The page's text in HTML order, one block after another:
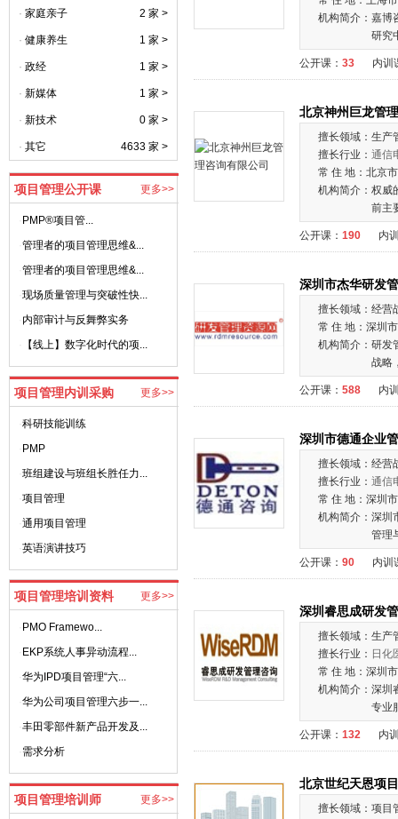
· 家庭亲子 2 家 >
· 健康养生 1 家 >
· 政经 1 家 >
· 新媒体 1 家 >
· 新技术 0 家 >
· 其它 4633 家 >
项目管理公开课 更多>>
PMP®项目管...
管理者的项目管理思维&...
管理者的项目管理思维&...
现场质量管理与突破性快...
内部审计与反舞弊实务
【线上】数字化时代的项...
项目管理内训采购 更多>>
科研技能训练
PMP
班组建设与班组长胜任力...
项目管理
通用项目管理
英语演讲技巧
项目管理培训资料 更多>>
PMO Framewo...
EKP系统人事异动流程...
华为IPD项目管理“六...
华为公司项目管理六步一...
丰田零部件新产品开发及...
需求分析
项目管理培训师 更多>>
机构简介： 嘉博
研究
公开课： 33 内训
北京神州巨龙管
擅长领域： 生产
擅长行业： 通信
常 住 地： 北京市
机构简介： 权威
前主
公开课： 190 内
深圳市杰华研发
擅长领域： 经营
常 住 地： 深圳市
机构简介： 研发
战略
公开课： 588 内
深圳市德通企业
擅长领域： 经营
擅长行业： 通信
常 住 地： 深圳市
机构简介： 深圳
管理
公开课： 90 内训
深圳睿思成研发
擅长领域： 生产
擅长行业： 日化
常 住 地： 深圳市
机构简介： 深圳
专业
公开课： 132 内
北京世纪天恩项
擅长领域： 项目